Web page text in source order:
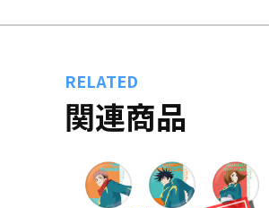
RELATED
関連商品